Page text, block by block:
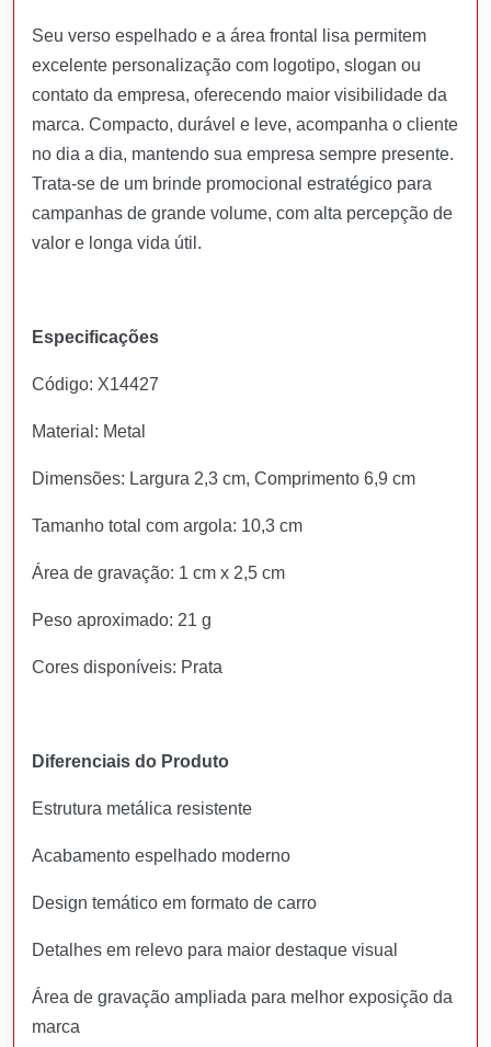
Seu verso espelhado e a área frontal lisa permitem
excelente personalização com logotipo, slogan ou
contato da empresa, oferecendo maior visibilidade da
marca. Compacto, durável e leve, acompanha o cliente
no dia a dia, mantendo sua empresa sempre presente.
Trata-se de um brinde promocional estratégico para
campanhas de grande volume, com alta percepção de
valor e longa vida útil.
Especificações
Código: X14427
Material: Metal
Dimensões: Largura 2,3 cm, Comprimento 6,9 cm
Tamanho total com argola: 10,3 cm
Área de gravação: 1 cm x 2,5 cm
Peso aproximado: 21 g
Cores disponíveis: Prata
Diferenciais do Produto
Estrutura metálica resistente
Acabamento espelhado moderno
Design temático em formato de carro
Detalhes em relevo para maior destaque visual
Área de gravação ampliada para melhor exposição da
marca